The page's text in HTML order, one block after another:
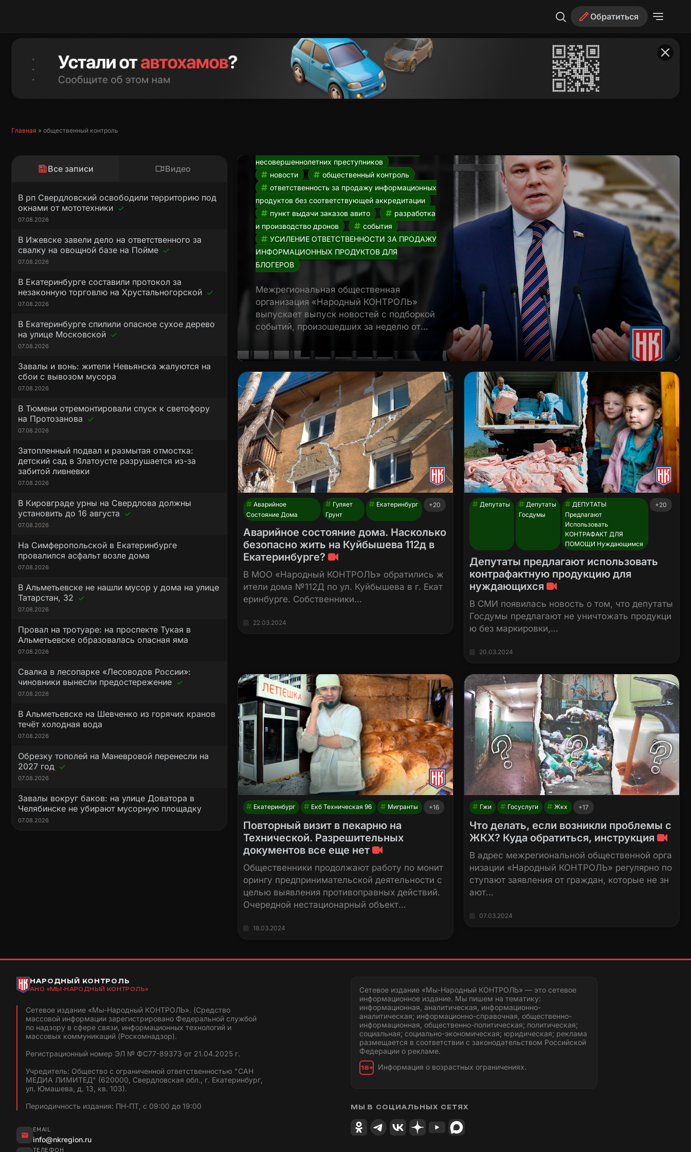
Обратиться
Главная » общественный контроль
Все записи Видео
В рп Свердловский освободили территорию под
окнами от мототехники
07.08.2026
В Ижевске завели дело на ответственного за
свалку на овощной базе на Пойме
07.08.2026
В Екатеринбурге составили протокол за
незаконную торговлю на Хрустальногорской
07.08.2026
В Екатеринбурге спилили опасное сухое дерево
на улице Московской
07.08.2026
Завалы и вонь: жители Невьянска жалуются на
сбои с вывозом мусора
07.08.2026
В Тюмени отремонтировали спуск к светофору
на Протозанова
07.08.2026
Затопленный подвал и размытая отмостка:
детский сад в Златоусте разрушается из-за
забитой ливневки
07.08.2026
В Кировграде урны на Свердлова должны
установить до 16 августа
07.08.2026
На Симферопольской в Екатеринбурге
провалился асфальт возле дома
07.08.2026
В Альметьевске не нашли мусор у дома на улице
Татарстан, 32
07.08.2026
Провал на тротуаре: на проспекте Тукая в
Альметьевске образовалась опасная яма
07.08.2026
Свалка в лесопарке «Лесоводов России»:
чиновники вынесли предостережение
07.08.2026
В Альметьевске на Шевченко из горячих кранов
течёт холодная вода
07.08.2026
Обрезку тополей на Маневровой перенесли на
2027 год
07.08.2026
Завалы вокруг баков: на улице Доватора в
Челябинске не убирают мусорную площадку
07.08.2026
информационных продуктов
для блогеров. Новости НК от
23.03.2024
авито пвз
ГИС
«Профилактика»
Добро.РФ
досрочная
несовершеннолетних преступников
новости
общественный контроль
ответственность за продажу информационных
продуктов без соответствующей аккредитации
пункт выдачи заказов авито
разработка
и производство дронов
события
УСИЛЕНИЕ ОТВЕТСТВЕННОСТИ ЗА ПРОДАЖУ
ИНФОРМАЦИОННЫХ ПРОДУКТОВ ДЛЯ
БЛОГЕРОВ
Межрегиональная общественная
организация «Народный КОНТРОЛЬ»
выпускает выпуск новостей с подборкой
событий, произошедших за неделю от…
Аварийное
Состояние Дома
Гуляет
Грунт
Екатеринбург +20
Аварийное состояние дома. Насколько
безопасно жить на Куйбышева 112д в
Екатеринбурге?
В МОО «Народный КОНТРОЛЬ» обратились ж
ители дома №112Д по ул. Куйбышева в г. Екат
еринбурге. Собственники…
22.03.2024
Депутаты
Депутаты
Госдумы
ДЕПУТАТЫ
Предлагают
Использовать
КОНТРАФАКТ ДЛЯ
ПОМОЩИ Нуждающимся
+20
Депутаты предлагают использовать
контрафактную продукцию для
нуждающихся
В СМИ появилась новость о том, что депутаты
Госдумы предлагают не уничтожать продукци
ю без маркировки,…
20.03.2024
Екатеринбург Екб Техническая 96 Мигранты +16
Повторный визит в пекарню на
Технической. Разрешительных
документов все еще нет
Общественники продолжают работу по монит
орингу предпринимательской деятельности с
целью выявления противоправных действий.
Очередной нестационарный объект…
18.03.2024
Гжи Госуслуги Жкх +17
Что делать, если возникли проблемы с
ЖКХ? Куда обратиться, инструкция
В адрес межрегиональной общественной орга
низации «Народный КОНТРОЛЬ» регулярно по
ступают заявления от граждан, которые не зн
ают…
07.03.2024
НАРОДНЫЙ КОНТРОЛЬ
АНО «МЫ-НАРОДНЫЙ КОНТРОЛЬ»
Сетевое издание «Мы-Народный КОНТРОЛЬ». (Средство
массовой информации зарегистрировано Федеральной службой
по надзору в сфере связи, информационных технологий и
массовых коммуникаций (Роскомнадзор).
Регистрационный номер ЭЛ № ФС77-89373 от 21.04.2025 г.
Учредитель: Общество с ограниченной ответственностью "САН
МЕДИА ЛИМИТЕД" (620000, Свердловская обл., г. Екатеринбург,
ул. Юмашева, д. 13, кв. 103).
Периодичность издания: ПН-ПТ, с 09:00 до 19:00
EMAIL
info@nkregion.ru
ТЕЛЕФОН
Сетевое издание «Мы-Народный КОНТРОЛЬ» — это сетевое
информационное издание. Мы пишем на тематику:
информационная, аналитическая, информационно-
аналитическая; информационно-справочная, общественно-
информационная, общественно-политическая; политическая;
социальная; социально-экономическая; юридическая; реклама
размещается в соответствии с законодательством Российской
Федерации о рекламе.
18+ Информация о возрастных ограничениях.
МЫ В СОЦИАЛЬНЫХ СЕТЯХ